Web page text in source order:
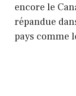
encore le
répandue
pays comme